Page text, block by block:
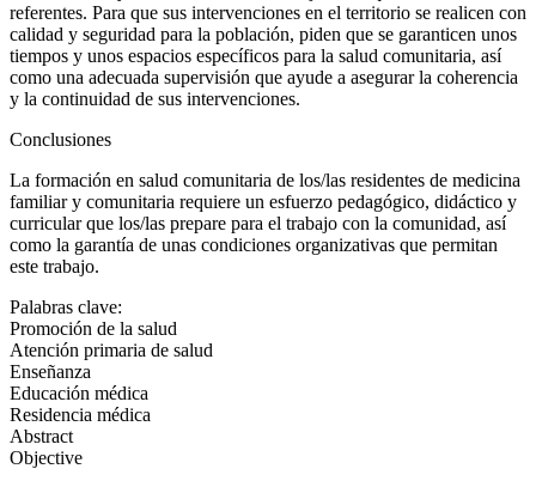
referentes. Para que sus intervenciones en el territorio se realicen con
calidad y seguridad para la población, piden que se garanticen unos
tiempos y unos espacios específicos para la salud comunitaria, así
como una adecuada supervisión que ayude a asegurar la coherencia
y la continuidad de sus intervenciones.
Conclusiones
La formación en salud comunitaria de los/las residentes de medicina
familiar y comunitaria requiere un esfuerzo pedagógico, didáctico y
curricular que los/las prepare para el trabajo con la comunidad, así
como la garantía de unas condiciones organizativas que permitan
este trabajo.
Palabras clave:
Promoción de la salud
Atención primaria de salud
Enseñanza
Educación médica
Residencia médica
Abstract
Objective